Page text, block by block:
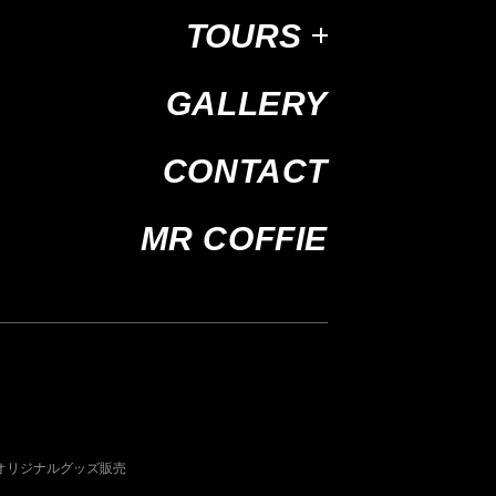
TOURS
GALLERY
CONTACT
MR COFFIE
リジナルグッズ販売